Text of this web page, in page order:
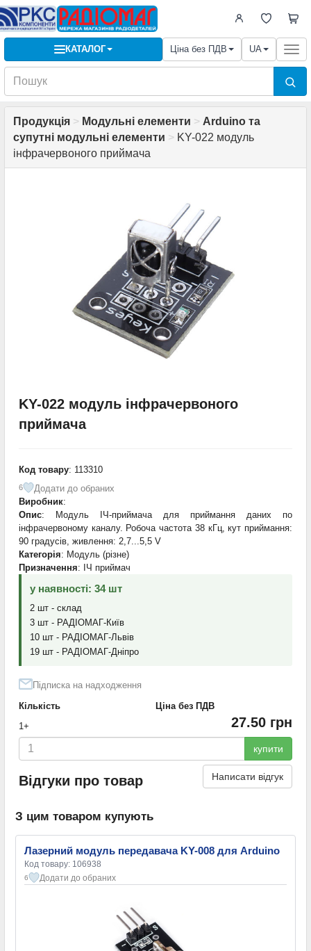
КАТАЛОГ Ціна без ПДВ UA
Продукція > Модульні елементи > Arduino та
супутні модульні елементи > KY-022 модуль
інфрачервоного приймача
KY-022 модуль інфрачервоного
приймача
Код товару: 113310
6
Додати до обраних
Виробник:
Опис: Модуль ІЧ-приймача для приймання даних по
інфрачервоному каналу. Робоча частота 38 кГц, кут приймання:
90 градусів, живлення: 2,7...5,5 V
Категорія: Модуль (різне)
Призначення: ІЧ приймач
у наявності: 34 шт
2 шт - склад
3 шт - РАДІОМАГ-Київ
10 шт - РАДІОМАГ-Львів
19 шт - РАДІОМАГ-Дніпро
Підписка на надходження
Кількість
Ціна без ПДВ
1+
27.50 грн
купити
Відгуки про товар Написати відгук
З цим товаром купують
Лазерний модуль передавача KY-008 для Arduino
Код товару: 106938
6 Додати до обраних